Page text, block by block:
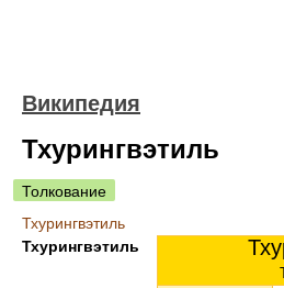
Википедия
Тхурингвэтиль
Толкование
Тхурингвэтиль
Тхурингвэтиль